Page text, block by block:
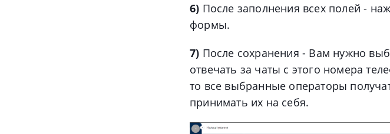
6) После заполнения всех полей -
формы.
7) После сохранения - Вам нужно
отвечать за чаты с этого номера
то все выбранные операторы
принимать их на себя.